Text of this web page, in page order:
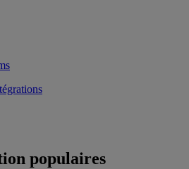
populaires